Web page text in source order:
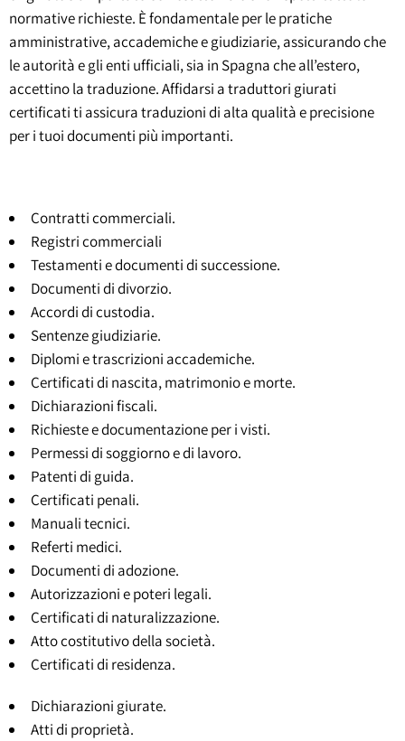
normative richieste. È fondamentale per le pratiche
amministrative, accademiche e giudiziarie, assicurando che
le autorità e gli enti ufficiali, sia in Spagna che all’estero,
accettino la traduzione. Affidarsi a traduttori giurati
certificati ti assicura traduzioni di alta qualità e precisione
per i tuoi documenti più importanti.
Contratti commerciali.
Registri commerciali
Testamenti e documenti di successione.
Documenti di divorzio.
Accordi di custodia.
Sentenze giudiziarie.
Diplomi e trascrizioni accademiche.
Certificati di nascita, matrimonio e morte.
Dichiarazioni fiscali.
Richieste e documentazione per i visti.
Permessi di soggiorno e di lavoro.
Patenti di guida.
Certificati penali.
Manuali tecnici.
Referti medici.
Documenti di adozione.
Autorizzazioni e poteri legali.
Certificati di naturalizzazione.
Atto costitutivo della società.
Certificati di residenza.
Dichiarazioni giurate.
Atti di proprietà.